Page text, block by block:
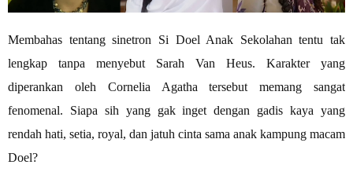
Membahas tentang sinetron Si Doel Anak Sekolahan tentu tak
lengkap tanpa menyebut Sarah Van Heus. Karakter yang
diperankan oleh Cornelia Agatha tersebut memang sangat
fenomenal. Siapa sih yang gak inget dengan gadis kaya yang
rendah hati, setia, royal, dan jatuh cinta sama anak kampung macam
Doel?